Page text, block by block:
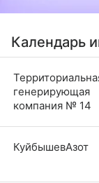
Календарь
генерирующая
компания № 14
КуйбышевАзот